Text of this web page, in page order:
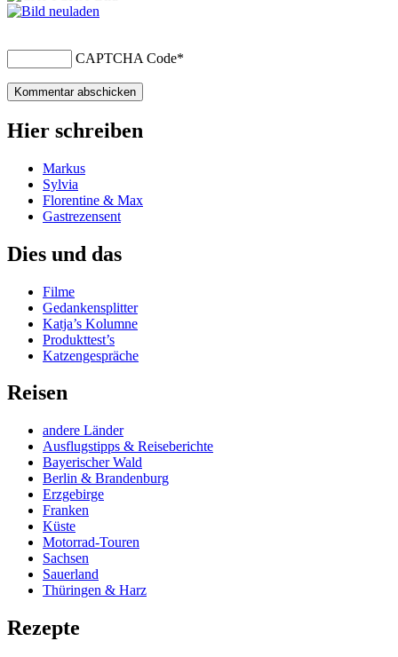
CAPTCHA Code*
Hier schreiben
Markus
Sylvia
Florentine & Max
Gastrezensent
Dies und das
Filme
Gedankensplitter
Katja’s Kolumne
Produkttest’s
Katzengespräche
Reisen
andere Länder
Ausflugstipps & Reiseberichte
Bayerischer Wald
Berlin & Brandenburg
Erzgebirge
Franken
Küste
Motorrad-Touren
Sachsen
Sauerland
Thüringen & Harz
Rezepte